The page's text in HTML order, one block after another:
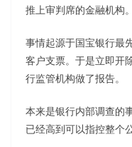
推上审判席的金融机构。
事情起源于国宝银行最
客户支票。于是立即开
行监管机构做了报告。
本来是银行内部调查的
已经高到可以指控整个